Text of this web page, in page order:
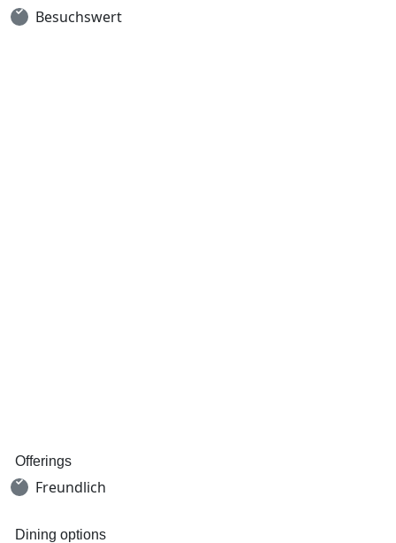
Besuchswert
Offerings
Freundlich
Dining options